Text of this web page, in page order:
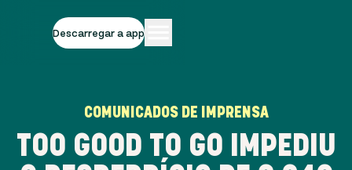
Descarregar a app
COMUNICADOS DE IMPRENSA
TOO GOOD TO GO IMPEDIU